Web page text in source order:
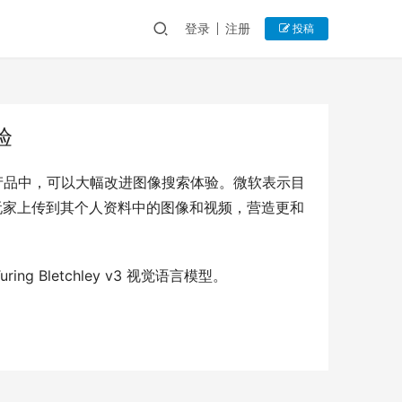
登录 注册 投稿
中，可以大幅改进图像搜索体验。微软表示目
上传到其个人资料中的图像和视频，营造更和
Bletchley v3 视觉语言模型。